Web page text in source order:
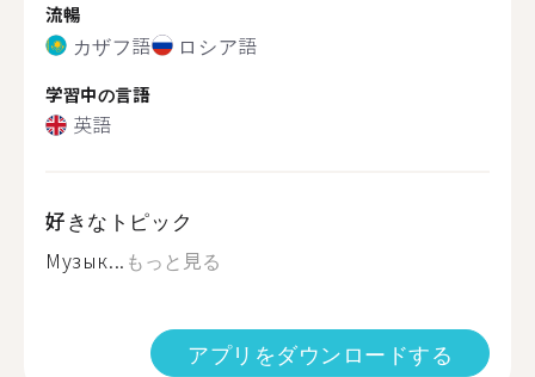
流暢
カザフ語 ロシア語
学習中の言語
英語
好きなトピック
Музык... もっと見る
アプリをダウンロードする